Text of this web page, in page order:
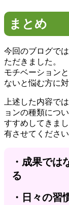
まとめ
今回のブログで
ただきました。
モチベーション
ないと悩む方に
上述した内容で
ョンの種類につ
すすめしてきま
有させてください
・成果では
る
・日々の習